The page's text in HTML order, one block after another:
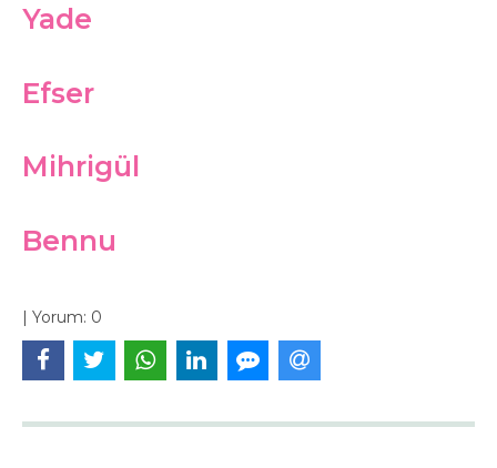
Yade
Efser
Mihrigül
Bennu
| Yorum: 0